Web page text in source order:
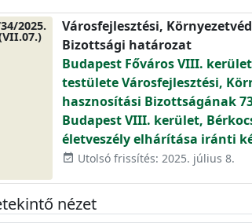
2025.
Városfejlesztési,
Bizottsági határozat
Budapest Főváros VIII.
testülete Városfejlesztési,
hasznosítási Bizottságának
Budapest VIII. kerület,
életveszély elhárítása iránti
event_available Utolsó frissítés: 2025. július 8.
nézet